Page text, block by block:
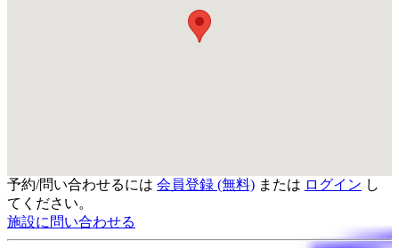
予約/問い合わせるには 会員登録 (無料) または ログイン し
てください。
施設に問い合わせる